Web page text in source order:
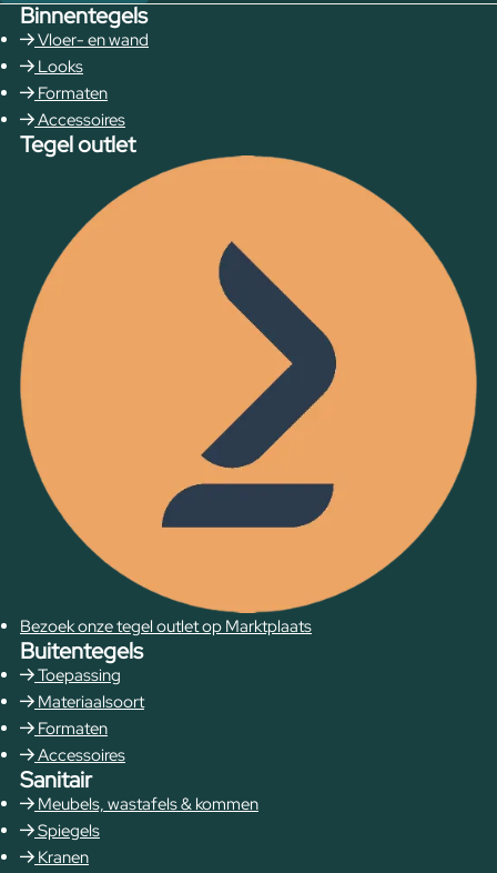
Binnentegels
Vloer- en wand
Looks
Formaten
Accessoires
Tegel outlet
Bezoek onze tegel outlet op Marktplaats
Buitentegels
Toepassing
Materiaalsoort
Formaten
Accessoires
Sanitair
Meubels, wastafels & kommen
Spiegels
Kranen